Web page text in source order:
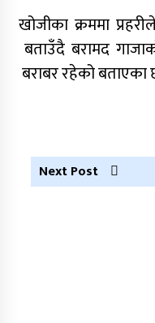
नेपाली
खोजीका क्रममा
बताउँदै बरामद
बराबर रहेको बताएका
Next Post